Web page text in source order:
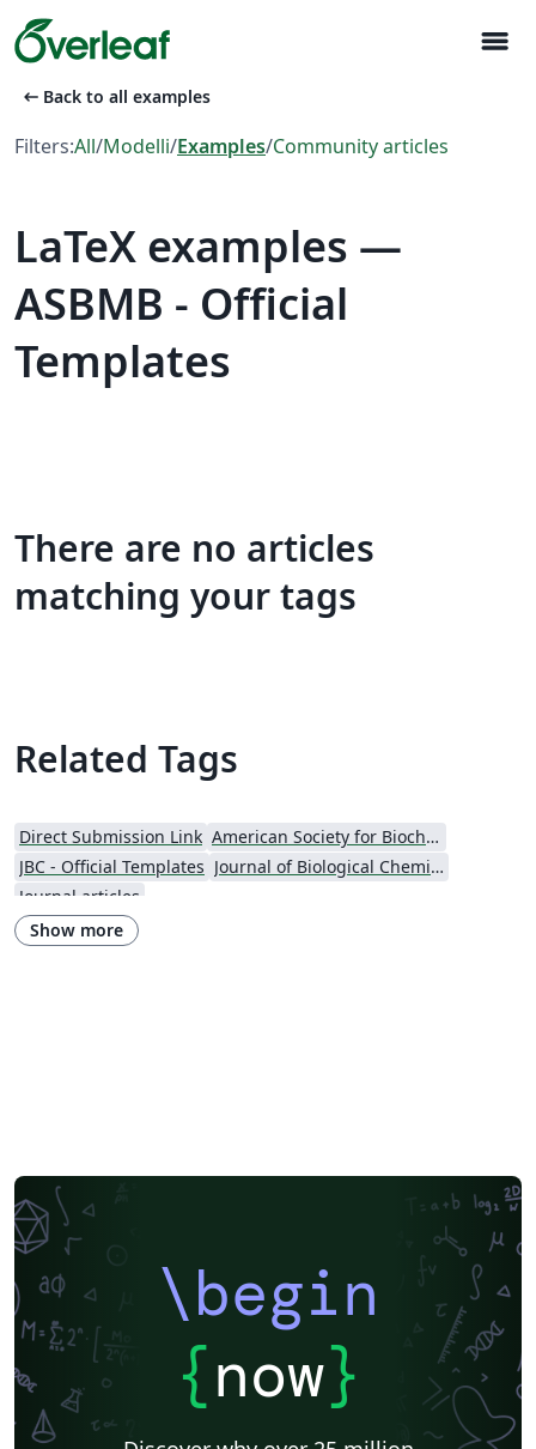
menu
arrow_left_alt Back to all examples
Filters:All/Modelli/Examples/Community articles
LaTeX examples —
ASBMB - Official
Templates
There are no articles
matching your tags
Related Tags
Direct Submission Link
American Society for Biochemistry and Molecular Biology (ASBMB)
JBC - Official Templates
Journal of Biological Chemistry (JBC)
Journal articles
Show more
\begin
{now}